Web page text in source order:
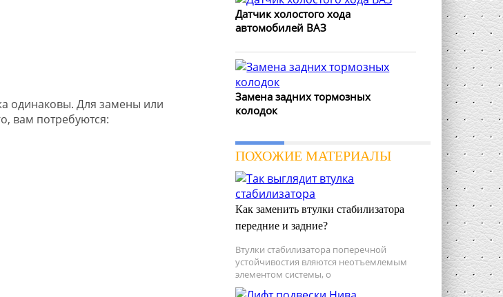
одинаковы. Для замены или
вам потребуются:
Датчик холостого хода
автомобилей ВАЗ
Замена задних тормозных
колодок
ПОХОЖИЕ МАТЕРИАЛЫ
Как заменить втулки стабилизатора
передние и задние?
Втулки стабилизатора поперечной
устойчивостия вляются неотъемлемым
элементом системы, о